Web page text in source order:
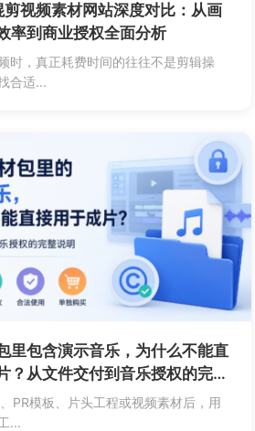
视频素材网站深度对比：从画
率到商业授权全面分析
时，真正耗费时间的往往不是剪辑操
合适...
里包含演示音乐，为什么不能直
？从文件交付到音乐授权的完整
PR模板、片头工程或视频素材后，用
...